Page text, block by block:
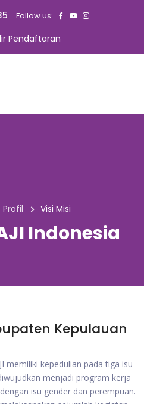
Follow us:
Pendaftaran
Profil Visi Misi
Indonesia
Kepulauan
memiliki kepedulian pada tiga isu
menjadi program kerja
isu gender dan perempuan.